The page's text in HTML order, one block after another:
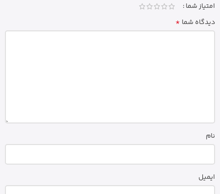
امتیاز شما
دیدگاه شما *
نام
ایمیل